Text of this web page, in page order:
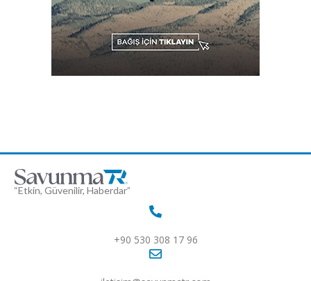
“Etkin, Güvenilir, Haberdar”
+90 530 308 17 96